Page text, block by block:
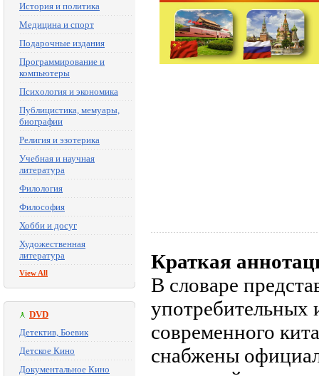
История и политика
Медицина и спорт
Подарочные издания
Программирование и
компьютеры
Психология и экономика
Публицистика, мемуары,
биографии
Религия и эзотерика
Учебная и научная
литература
Филология
Философия
Хобби и досуг
Художественная
литература
View All
DVD
Детектив, Боевик
Детское Кино
Документальное Кино
Краткая
В словаре
современного
снабжены